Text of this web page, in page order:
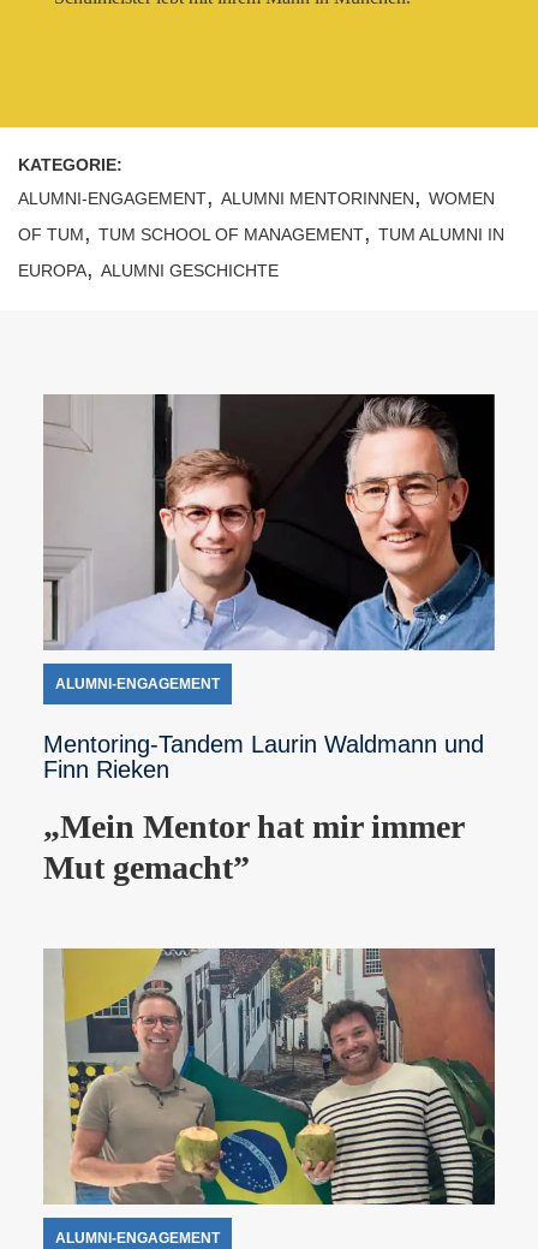
KATEGORIE:
ALUMNI-ENGAGEMENT, ALUMNI MENTORINNEN, WOMEN
OF TUM, TUM SCHOOL OF MANAGEMENT, TUM ALUMNI IN
EUROPA, ALUMNI GESCHICHTE
ALUMNI-ENGAGEMENT
Mentoring-Tandem Laurin Waldmann und
Finn Rieken
„Mein Mentor hat mir immer
Mut gemacht”
ALUMNI-ENGAGEMENT